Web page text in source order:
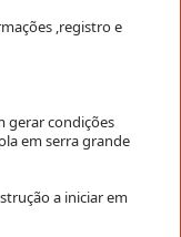
,registro e
gerar condições
em serra grande
a iniciar em